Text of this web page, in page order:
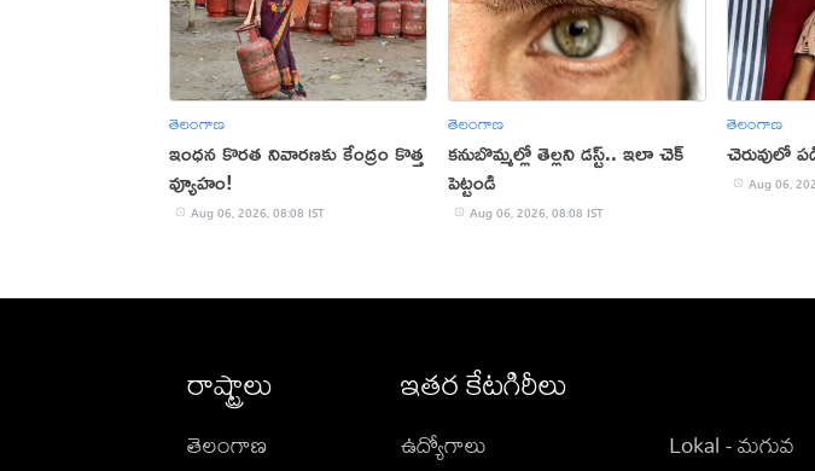
తెలంగాణ
ఇంధన కొరత నివారణకు కేంద్రం కొత్త
వ్యూహం!
Aug 06, 2026, 08:08 IST
తెలంగాణ
కనుబొమ్మల్లో తెల్లని డస్ట్.. ఇలా చెక్
పెట్టండి
Aug 06, 2026, 08:08 IST
తెలంగాణ
చెరువులో
Aug 06,
రాష్ట్రాలు
తెలంగాణ
ఇతర కేటగిరీలు
ఉద్యోగాలు
Lokal - మగువ